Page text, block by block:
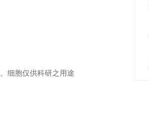
细胞仅供科研之用途